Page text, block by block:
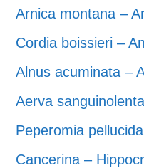
Arnica montana –
Cordia boissieri –
Alnus acuminata –
Aerva
Peperomia
Cancerina –